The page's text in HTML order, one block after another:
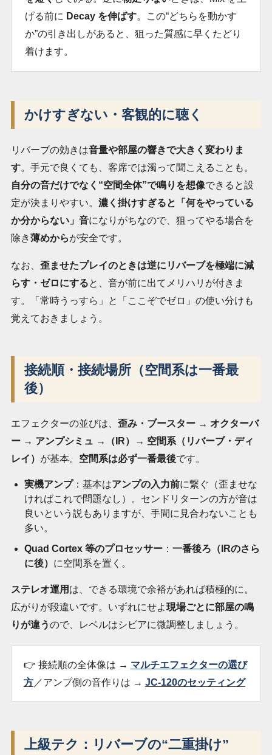
げる前に Decay を伸ばす。この“どちらを動かす
か”の引き出しがあると、狙った質感に早くたどり
着けます。
かけすぎない・客観的に聴く
リバーブの効きは音量や部屋の響きで大きく変わりま
す。手元で良くても、客席では濁って聞こえることも。
自分の音だけでなく“空間全体”で鳴りを想像できると設
定が決まりやすい。 濃く掛けすぎると「何をやっている
か分からない」音になりがちなので、狙ってやる場合を
除き薄めからが安全です。
なお、 歪ませたプレイのときは逆にリバーブを極端に減
らす・ゼロにすると、音が前に出てメリハリが付きま
す。「常時うっすら」と「ここぞでゼロ」の使い分けも
覚えておきましょう。
接続順・接続場所（空間系は一番最
後）
エフェクターの並びは、 歪み・ブースター → オクターバ
ー → アンプシミュ →（IR）→ 空間系（リバーブ・ディ
レイ） が基本。 空間系は必ず一番最後です。
実機アンプ：基本はアンプの入力前に繋ぐ（歪ませな
ければこれで問題なし）。センドリターンの方が音は
良いという説もありますが、手間に見合わないことも
多い。
Quad Cortex 等のプロセッサー： 一番後ろ（IRのさら
に後） に空間系を置く。
ステレオ運用 は、できる環境で余裕があれば積極的に。
広がりが段違いです。いずれにせよ現場ごとに部屋の鳴
りが違うので、レベルはシビアに微調整しましょう。
👉 接続順の全体像は → マルチエフェクターの選び
方／アンプ側の音作りは → JC-120のセッティング
上級テク：リバーブの“二重掛け”